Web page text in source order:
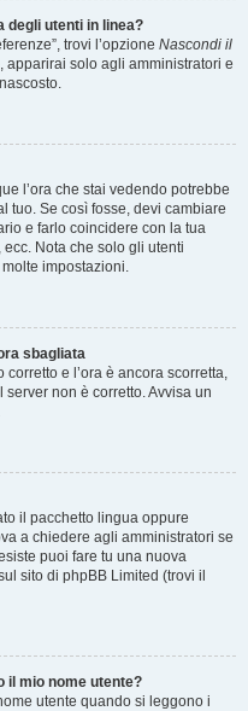
degli utenti in linea?
trovi l’opzione Nascondi il
apparirai solo agli amministratori e
l’ora che stai vedendo potrebbe
tuo. Se così fosse, devi cambiare
e farlo coincidere con la tua
Nota che solo gli utenti
impostazioni.
sbagliata
e l’ora è ancora scorretta,
non è corretto. Avvisa un
il pacchetto lingua oppure
a chiedere agli amministratori se
puoi fare tu una nuova
sito di phpBB Limited (trovi il
il mio nome utente?
utente quando si leggono i